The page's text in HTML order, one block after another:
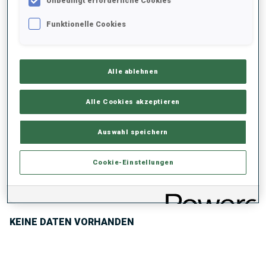
Keine Daten vorhanden
Keine Daten vorhanden
STEHENDSCHIESSEN
KEINE DATEN VORHANDEN
Funktionelle Cookies
Alle ablehnen
Alle Cookies akzeptieren
Auswahl speichern
Cookie-Einstellungen